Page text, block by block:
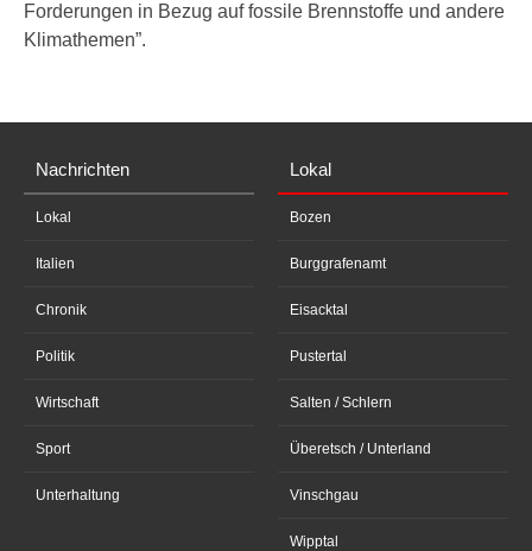
Forderungen in Bezug auf fossile Brennstoffe und andere
Klimathemen”.
Nachrichten
Lokal
Italien
Chronik
Politik
Wirtschaft
Sport
Unterhaltung
Lokal
Bozen
Burggrafenamt
Eisacktal
Pustertal
Salten / Schlern
Überetsch / Unterland
Vinschgau
Wipptal